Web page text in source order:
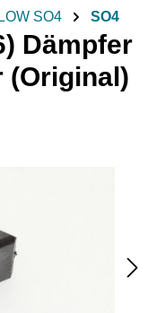
SO4 SO4
Dämpfer
(Original)